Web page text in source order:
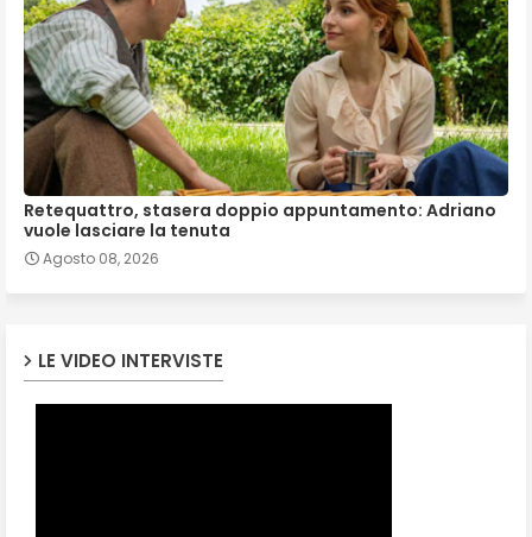
Retequattro, stasera doppio appuntamento: Adriano
vuole lasciare la tenuta
Agosto 08, 2026
LE VIDEO INTERVISTE